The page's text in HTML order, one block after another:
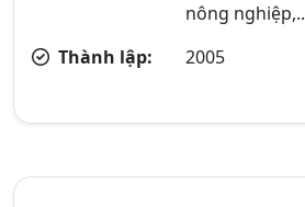
nông nghiệp,..
Thành lập:
2005